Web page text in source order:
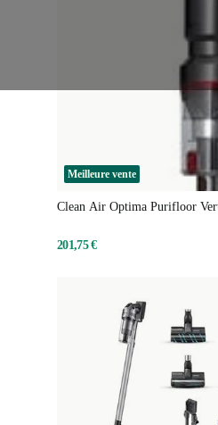
Meilleure vente
Clean Air Optima Purifloor
201,75 €